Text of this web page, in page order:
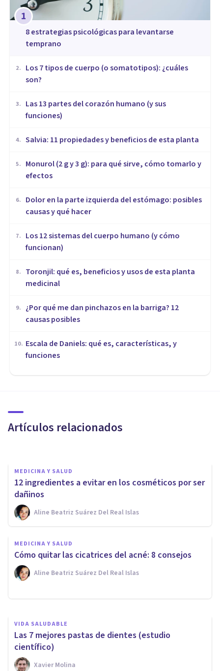
1
8 estrategias psicológicas para levantarse
temprano
2.
​Los 7 tipos de cuerpo (o somatotipos): ¿cuáles
son?
3.
Las 13 partes del corazón humano (y sus
funciones)
4. Salvia: 11 propiedades y beneficios de esta planta
5.
Monurol (2 g y 3 g): para qué sirve, cómo tomarlo y
efectos
6.
Dolor en la parte izquierda del estómago: posibles
causas y qué hacer
7.
Los 12 sistemas del cuerpo humano (y cómo
funcionan)
8.
Toronjil: qué es, beneficios y usos de esta planta
medicinal
9.
¿Por qué me dan pinchazos en la barriga? 12
causas posibles
10. Escala de Daniels: qué es, características, y
funciones
Artículos relacionados
Diente de león: 9 usos y
medicinal
MEDICINA Y SALUD
12 ingredientes a evitar en los cosméticos por ser
dañinos
Aline Beatriz Suárez Del Real Islas
MEDICINA Y SALUD
Cómo quitar las cicatrices del acné: 8 consejos
Aline Beatriz Suárez Del Real Islas
Los 4 tipos de piel (y cómo
cuidarlos)
VIDA SALUDABLE
Las 7 mejores pastas de dientes (estudio
científico)
Xavier Molina